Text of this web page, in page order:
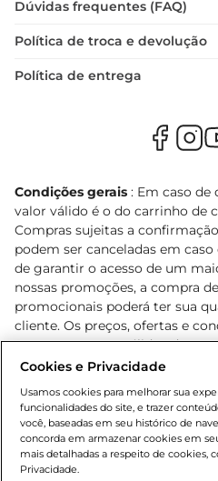
Dúvidas frequentes (FAQ)
Política de troca e devolução
Política de entrega
Condições gerais : Em caso de
valor válido é o do carrinho de
Compras sujeitas a
podem ser canceladas em
de garantir o acesso de um
nossas promoções, a compra
promocionais poderá ter sua
cliente. Os preços, ofertas e
o e-commerce e válidos
sofrer alterações sem prévia
Lei n.º 8069/90, art. 81, inciso II
Adolescente). Preços e
www.bretas.com.br, podendo
prévio. O valor mínimo para as
Cookies e Privacidade
Usamos cookies para melhorar sua
funcionalidades do site, e trazer
você, baseadas em seu histórico de
concorda em armazenar cookies em
mais detalhadas a respeito de cookies,
Privacidade.